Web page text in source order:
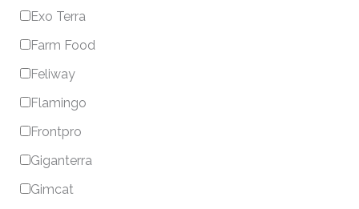
Exo Terra
Farm Food
Feliway
Flamingo
Frontpro
Giganterra
Gimcat